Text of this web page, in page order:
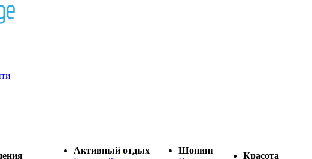
Активный отдых
Шопинг
Красота